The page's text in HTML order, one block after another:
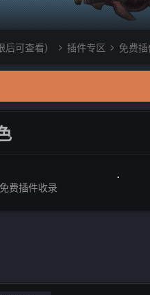
后可查看） 插件专区 免费
免费插件收录